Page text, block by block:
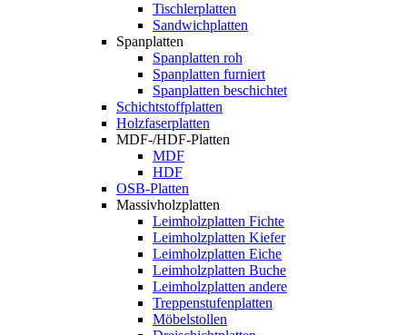
Tischlerplatten
Sandwichplatten
Spanplatten
Spanplatten roh
Spanplatten furniert
Spanplatten beschichtet
Schichtstoffplatten
Holzfaserplatten
MDF-/HDF-Platten
MDF
HDF
OSB-Platten
Massivholzplatten
Leimholzplatten Fichte
Leimholzplatten Kiefer
Leimholzplatten Eiche
Leimholzplatten Buche
Leimholzplatten andere
Treppenstufenplatten
Möbelstollen